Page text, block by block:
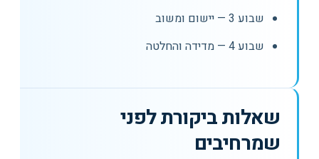
שבוע 3 — יישום ומשוב
שבוע 4 — מדידה והחלטה
שאלות ביקורת לפני
שמרחיבים